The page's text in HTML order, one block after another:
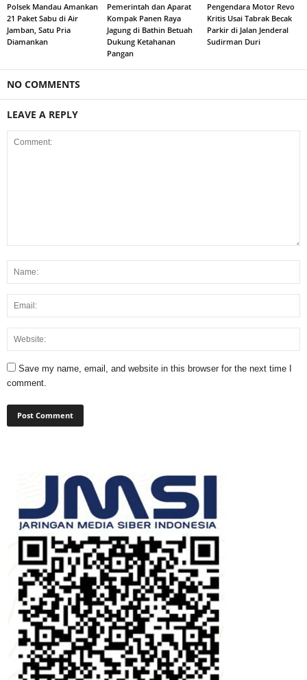
Polsek Mandau Amankan
21 Paket Sabu di Air
Jamban, Satu Pria
Diamankan
Pemerintah dan Aparat
Kompak Panen Raya
Jagung di Bathin Betuah
Dukung Ketahanan
Pangan
Pengendara Motor Revo
Kritis Usai Tabrak Becak
Parkir di Jalan Jenderal
Sudirman Duri
NO COMMENTS
LEAVE A REPLY
Save my name, email, and website in this browser for the next time I
comment.